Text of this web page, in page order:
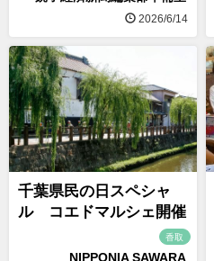
2026/6/14
千葉県民の日スペシャ
ル コエドマルシェ開催
香取
NIPPONIA SAWARA